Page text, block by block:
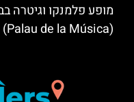
מופע פלמנקו וגיטרה
(Palau de la Música)